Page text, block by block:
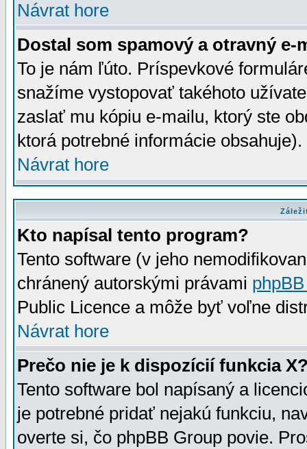
Návrat hore
Dostal som spamový a otravný e-
To je nám ľúto. Príspevkové
snažíme vystopovať takéhoto
zaslať mu kópiu e-mailu, ktorý ste
ktorá potrebné informácie
Návrat hore
Kto napísal tento program?
Tento software (v jeho
chránený autorskými právami
Public Licence a môže byť voľne
Návrat hore
Prečo nie je k dispozícií funkcia
Tento software bol napísaný a
je potrebné pridať nejakú funkciu,
overte si, čo phpBB Group povie.